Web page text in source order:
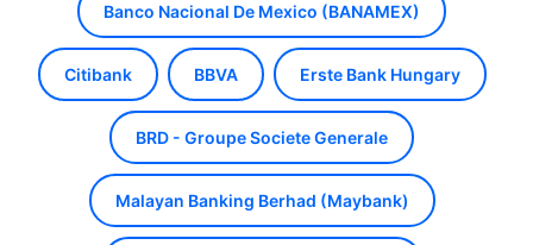
Banco Nacional De Mexico (BANAMEX)
Citibank BBVA Erste Bank Hungary
BRD - Groupe Societe Generale
Malayan Banking Berhad (Maybank)